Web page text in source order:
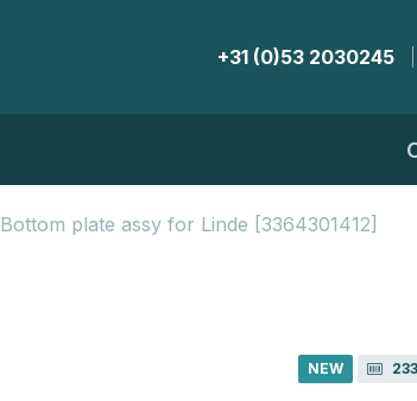
+31 (0)53 2030245 |
Bottom plate assy for Linde [3364301412]
NEW